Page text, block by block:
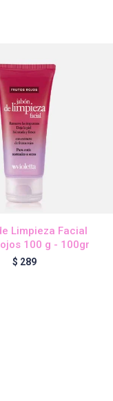
Limpieza Facial
100 g - 100gr
$ 289